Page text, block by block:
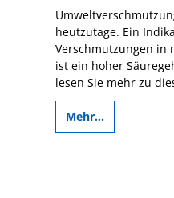
heutzutage. Ein
Verschmutzungen in
ist ein hoher
lesen Sie mehr zu
Mehr...